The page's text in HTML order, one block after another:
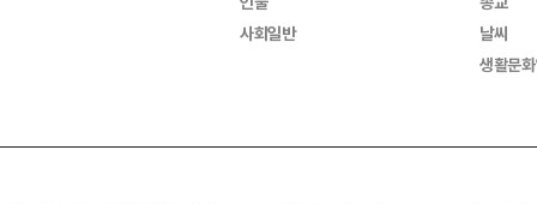
사회일반
날씨
생활문